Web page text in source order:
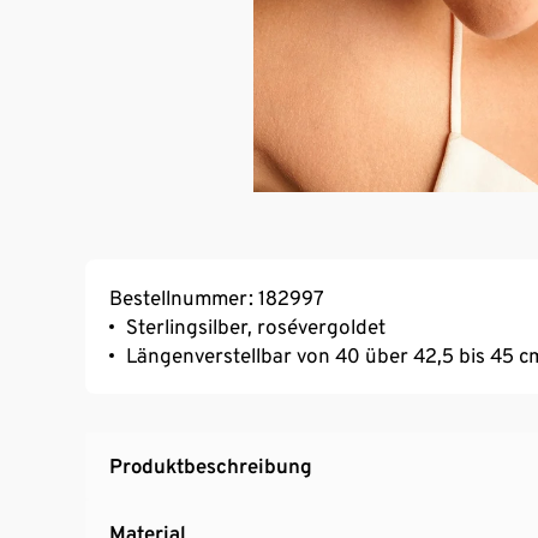
Bestellnummer: 182997
Sterlingsilber, rosévergoldet
Längenverstellbar von 40 über 42,5 bis 45
Produktbeschreibung
Material